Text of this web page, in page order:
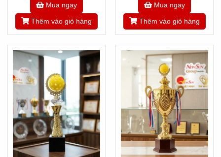
Mua ngay
Thêm vào giỏ hàng
Mua ngay
Thêm vào giỏ hàng